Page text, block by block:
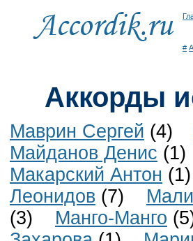
# А
Аккорды
Маврин Сергей (4)
Майданов Денис
Макарский Антон
Леонидов (7)
(3) Манго-Манго